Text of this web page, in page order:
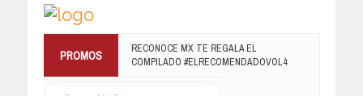
PROMOS
RECONOCE MX TE REGALA EL
COMPILADO #ELRECOMENDADOVOL4